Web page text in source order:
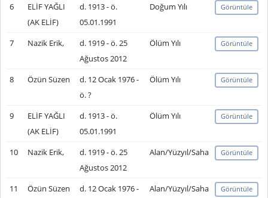
6
ELİF YAĞLI
(AK ELİF)
d. 1913 - ö.
05.01.1991
Doğum Yılı Görüntüle
7 Nazik Erik,
d. 1919 - ö. 25
Ağustos 2012
Ölüm Yılı Görüntüle
8 Özün Süzen
d. 12 Ocak 1976 -
ö. ?
Ölüm Yılı Görüntüle
9
ELİF YAĞLI
(AK ELİF)
d. 1913 - ö.
05.01.1991
Ölüm Yılı Görüntüle
10 Nazik Erik,
d. 1919 - ö. 25
Ağustos 2012
Alan/Yüzyıl/Saha Görüntüle
11 Özün Süzen
d. 12 Ocak 1976 -
Alan/Yüzyıl/Saha Görüntüle